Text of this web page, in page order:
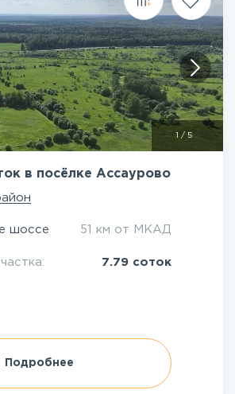
/ 5
в посёлке Ассаурово
шоссе 51 км от МКАД
7.79 соток
Подробнее